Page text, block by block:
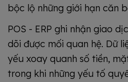
bộc lộ những giới hạn căn
POS - ERP ghi nhận giao
dõi được mối quan hệ. Dữ
yếu xoay quanh số tiền,
trong khi những yếu tố